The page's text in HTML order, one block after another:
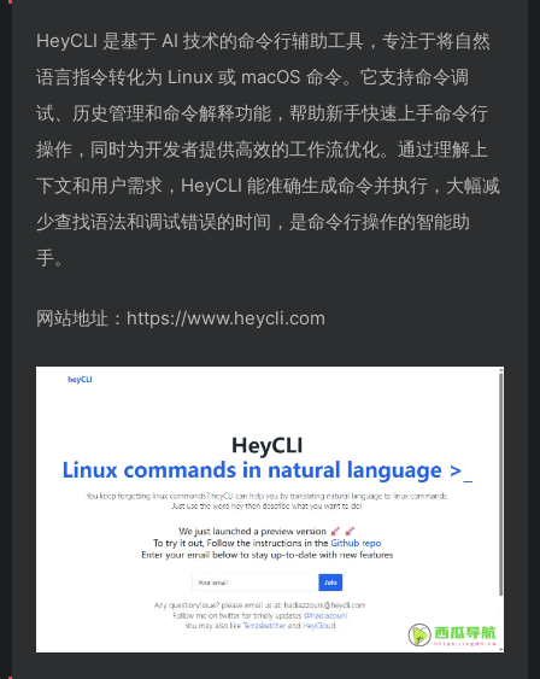
HeyCLI 是基于 AI 技术的命令行辅助工具，专注于将自然
语言指令转化为 Linux 或 macOS 命令。它支持命令调
试、历史管理和命令解释功能，帮助新手快速上手命令行
操作，同时为开发者提供高效的工作流优化。通过理解上
下文和用户需求，HeyCLI 能准确生成命令并执行，大幅减
少查找语法和调试错误的时间，是命令行操作的智能助
手。
网站地址：https://www.heycli.com